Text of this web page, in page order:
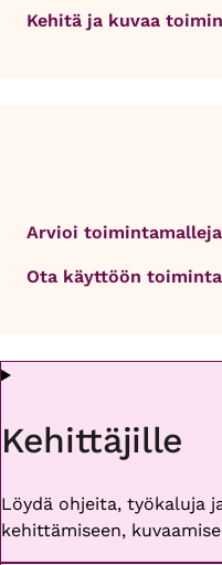
Kehitä ja kuvaa
Arvioi toimintamalleja
Ota käyttöön
Kehittäjille
Löydä ohjeita, työkaluja
kehittämiseen,